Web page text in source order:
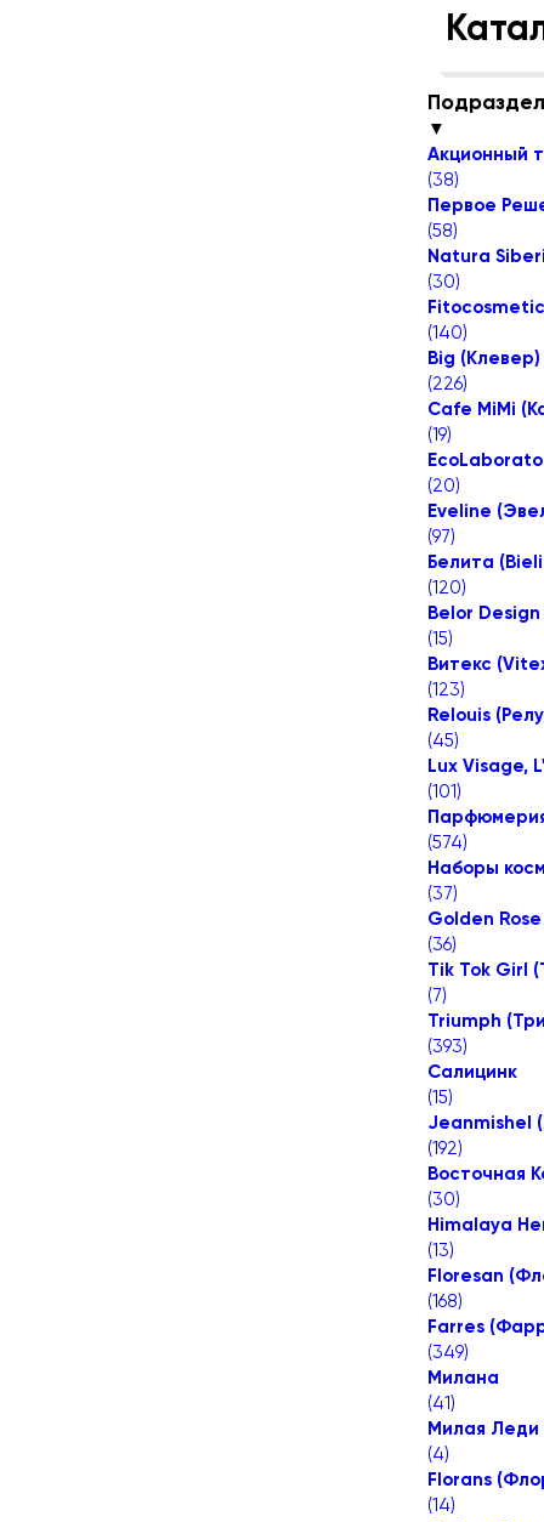
▼
Акционный
(38)
Первое
(58)
Natura
(30)
(140)
Big (Клевер)
(226)
Cafe MiMi
(19)
(20)
Eveline
(97)
Белита
(120)
Belor
(15)
Витекс
(123)
Relouis
(45)
Lux Visage,
(101)
(574)
Наборы
(37)
Golden
(36)
Tik Tok Girl
(7)
Triumph
(393)
Салицинк
(15)
Jeanmishel
(192)
Восточная
(30)
Himalaya
(13)
Floresan
(168)
Farres
(349)
Милана
(41)
Милая Леди
(4)
Florans
(14)